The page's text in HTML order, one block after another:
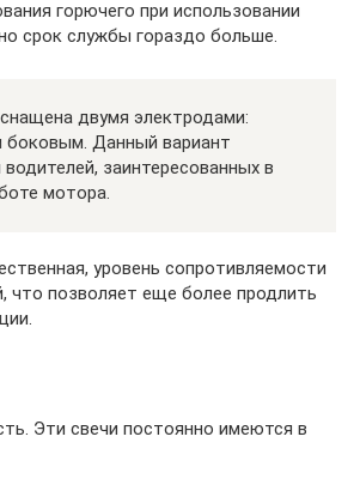
горючего при использовании
срок службы гораздо больше.
двумя электродами:
боковым. Данный вариант
заинтересованных в
мотора.
уровень сопротивляемости
что позволяет еще более продлить
Эти свечи постоянно имеются в